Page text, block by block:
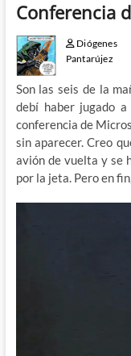
Conferencia
Diógenes
Pantarújez
Son las seis de la
debí haber jugado
conferencia de
sin aparecer. Creo
avión de vuelta y se
por la jeta. Pero en